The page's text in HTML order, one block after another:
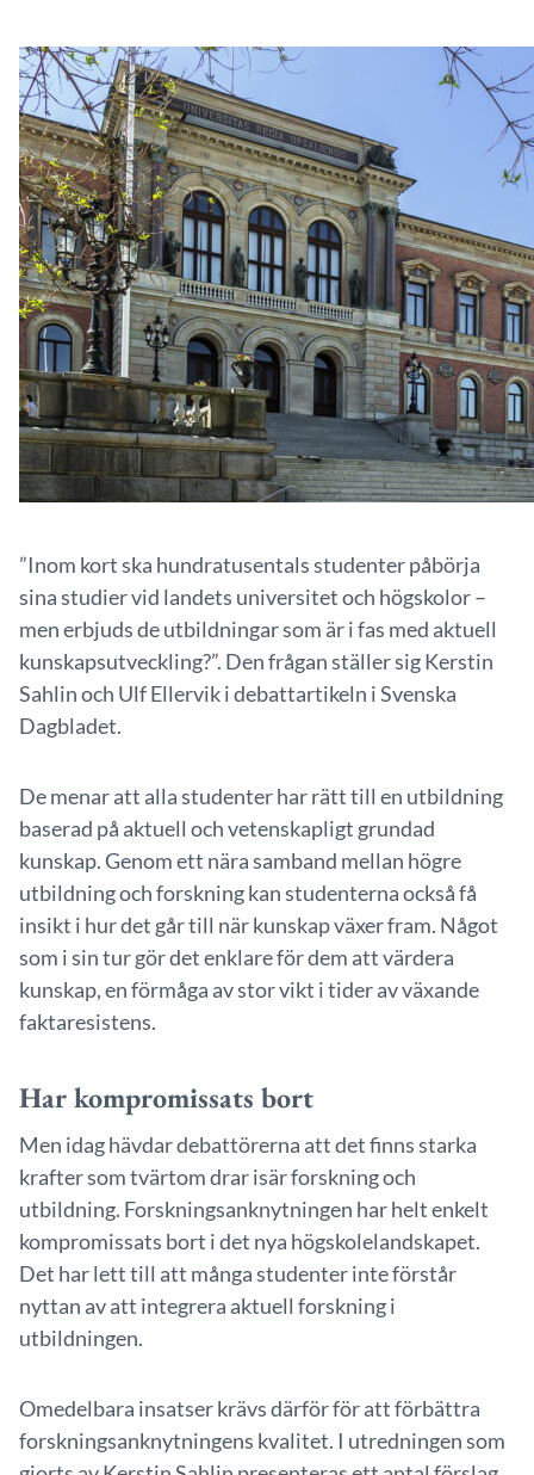
”Inom kort ska hundratusentals studenter påbörja
sina studier vid landets universitet och högskolor –
men erbjuds de utbildningar som är i fas med aktuell
kunskapsutveckling?”. Den frågan ställer sig Kerstin
Sahlin och Ulf Ellervik i debattartikeln i Svenska
Dagbladet.
De menar att alla studenter har rätt till en utbildning
baserad på aktuell och vetenskapligt grundad
kunskap. Genom ett nära samband mellan högre
utbildning och forskning kan studenterna också få
insikt i hur det går till när kunskap växer fram. Något
som i sin tur gör det enklare för dem att värdera
kunskap, en förmåga av stor vikt i tider av växande
faktaresistens.
Har kompromissats bort
Men idag hävdar debattörerna att det finns starka
krafter som tvärtom drar isär forskning och
utbildning. Forskningsanknytningen har helt enkelt
kompromissats bort i det nya högskolelandskapet.
Det har lett till att många studenter inte förstår
nyttan av att integrera aktuell forskning i
utbildningen.
Omedelbara insatser krävs därför för att förbättra
forskningsanknytningens kvalitet. I utredningen som